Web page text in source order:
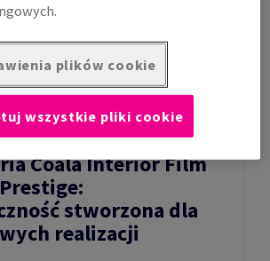
Coala Interior Film
stworzona dla
realizacji
plików cookie
wszystkie pliki cookie